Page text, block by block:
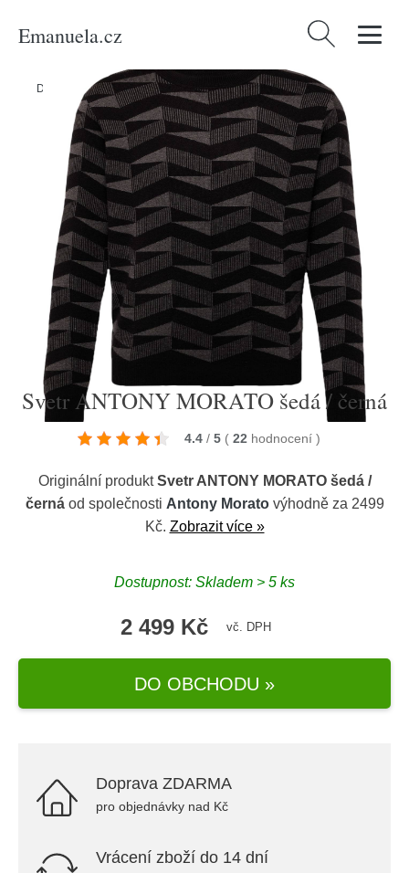
Emanuela.cz Vyhledávání
Domů Produkty /Muži/Svetr ANTONY MORATO šedá / černá
Svetr ANTONY MORATO šedá / černá
4.4 / 5 ( 22 hodnocení )
Originální produktSvetr ANTONY MORATO šedá /
černáod společnosti Antony Moratovýhodně za 2499
Kč. Zobrazit více »
Dostupnost: Skladem > 5 ks
2 499 Kč vč. DPH
DO OBCHODU »
Doprava ZDARMA
pro objednávky nad Kč
Vrácení zboží do 14 dní